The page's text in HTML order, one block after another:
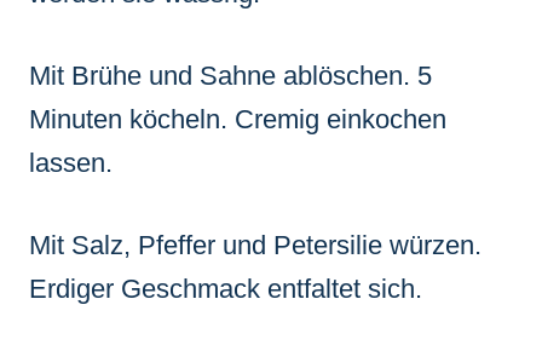
Mit Brühe und Sahne ablöschen. 5
Minuten köcheln. Cremig einkochen
lassen.
Mit Salz, Pfeffer und Petersilie würzen.
Erdiger Geschmack entfaltet sich.